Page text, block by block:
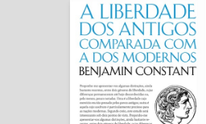
Da Liberdade dos
Antigos Comparada
com a dos Modernos
Benjamin Constant
António Araújo
(Tradução,
Introdução e Notas)